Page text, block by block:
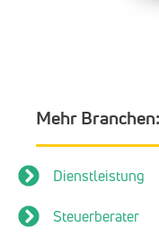
Mehr Branchen:
Dienstleistung
Steuerberater